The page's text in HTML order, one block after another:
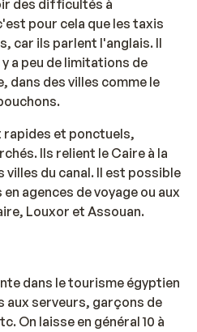
des difficultés à
pour cela que les taxis
car ils parlent l'anglais. Il
a peu de limitations de
dans des villes comme le
et ponctuels,
Ils relient le Caire à la
villes du canal. Il est possible
agences de voyage ou aux
Louxor et Assouan.
dans le tourisme égyptien
aux serveurs, garçons de
On laisse en général 10 à